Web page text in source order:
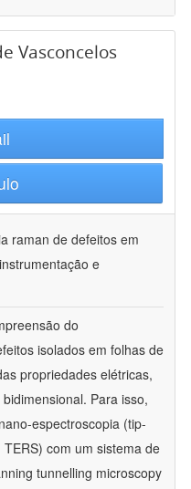
Vasconcelos
raman de defeitos em
e
do
isolados em folhas de
propriedades elétricas,
Para isso,
espectroscopia (tip-
com um sistema de
tunnelling microscopy